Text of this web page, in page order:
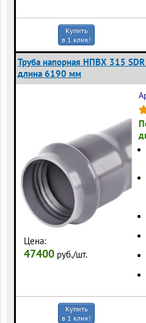
Купить
в 1 клик!
Труба напорная НПВХ 315
длина 6190 мм
Цена:
47400 руб./шт.
Купить
в 1 клик!